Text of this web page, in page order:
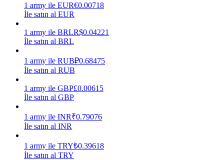
Power Piggy
Staking
1 army ile EUR€0.00718
İle satın al EUR
1 army ile BRLR$0.04221
İle satın al BRL
1 army ile RUB₽0.68475
İle satın al RUB
1 army ile GBP£0.00615
İle satın al GBP
1 army ile INR₹0.79076
İle satın al INR
1 army ile TRY₺0.39618
İle satın al TRY